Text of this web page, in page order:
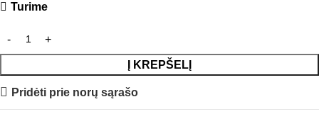
Turime
Į KREPŠELĮ
Pridėti prie norų sąrašo